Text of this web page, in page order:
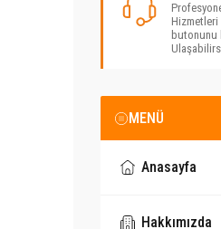
Hizmetleri
butonunu
MENÜ
Anasayfa
Hakkımızda